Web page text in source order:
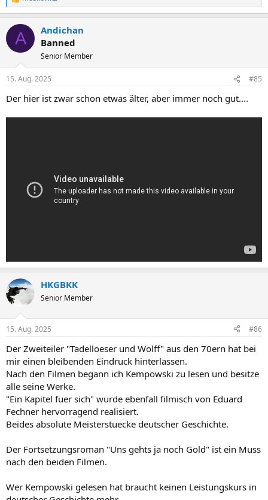
R
e
k
i
n
e
n
:
A
Andichan
Banned
Senior Member
15. Aug. 2025 #85
Der hier ist zwar schon etwas älter, aber immer noch gut....
HKGBKK
Senior Member
15. Aug. 2025 #86
Der Zweiteiler "Tadelloeser und Wolff" aus den 70ern hat bei
mir einen bleibenden Eindruck hinterlassen.
Nach den Filmen begann ich Kempowski zu lesen und besitze
alle seine Werke.
"Ein Kapitel fuer sich" wurde ebenfall filmisch von Eduard
Fechner hervorragend realisiert.
Beides absolute Meisterstuecke deutscher Geschichte.
Der Fortsetzungsroman "Uns gehts ja noch Gold" ist ein Muss
nach den beiden Filmen.
Wer Kempowski gelesen hat braucht keinen Leistungskurs in